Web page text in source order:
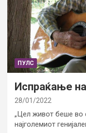
ПУЛС
Испраќање
28/01/2022
„Цел живот беше во
најголемиот